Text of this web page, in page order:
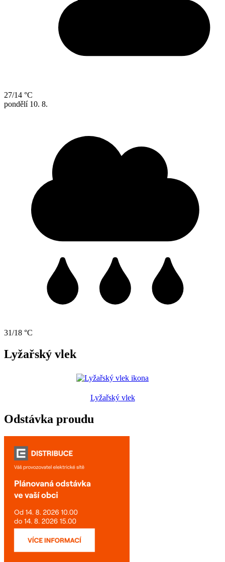
27/14 °C
pondělí 10. 8.
31/18 °C
Lyžařský vlek
Lyžařský vlek
Odstávka proudu